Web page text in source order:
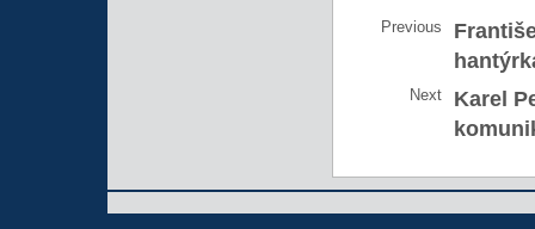
Previous
Next
Karel